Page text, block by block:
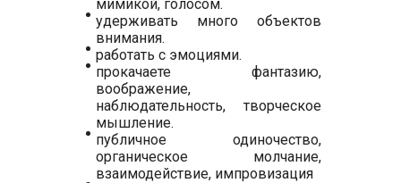
мимикой, голосом.
удерживать много объектов
внимания.
работать с эмоциями.
прокачаете фантазию,
воображение,
наблюдательность, творческое
мышление.
публичное одиночество,
органическое молчание,
взаимодействие, импровизация